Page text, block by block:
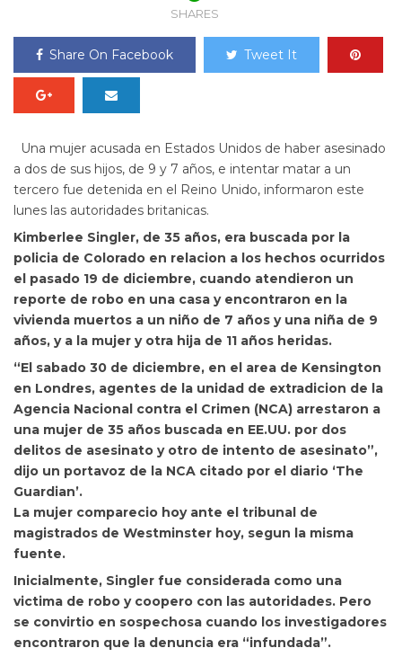
SHARES
Share On Facebook Tweet It
Una mujer acusada en Estados Unidos de haber asesinado
a dos de sus hijos, de 9 y 7 años, e intentar matar a un
tercero fue detenida en el Reino Unido, informaron este
lunes las autoridades britanicas.
Kimberlee Singler, de 35 años, era buscada por la
policia de Colorado en relacion a los hechos ocurridos
el pasado 19 de diciembre, cuando atendieron un
reporte de robo en una casa y encontraron en la
vivienda muertos a un niño de 7 años y una niña de 9
años, y a la mujer y otra hija de 11 años heridas.
“El sabado 30 de diciembre, en el area de Kensington
en Londres, agentes de la unidad de extradicion de la
Agencia Nacional contra el Crimen (NCA) arrestaron a
una mujer de 35 años buscada en EE.UU. por dos
delitos de asesinato y otro de intento de asesinato”,
dijo un portavoz de la NCA citado por el diario ‘The
Guardian’.
La mujer comparecio hoy ante el tribunal de
magistrados de Westminster hoy, segun la misma
fuente.
Inicialmente, Singler fue considerada como una
victima de robo y coopero con las autoridades. Pero
se convirtio en sospechosa cuando los investigadores
encontraron que la denuncia era “infundada”.